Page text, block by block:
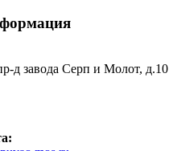
д завода Серп и Молот, д.10